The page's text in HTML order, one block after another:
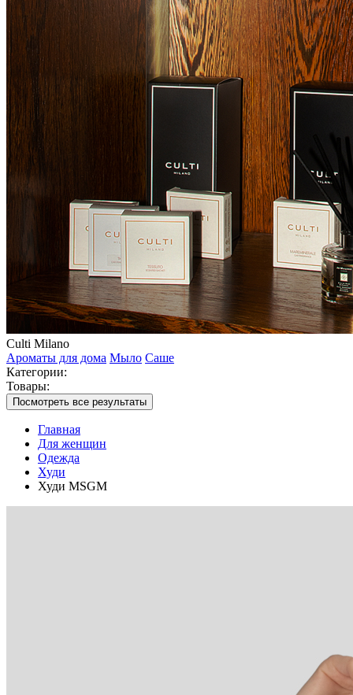
Culti Milano
Ароматы для дома Мыло Саше
Категории:
Товары:
Посмотреть все результаты
Главная
Для женщин
Одежда
Худи
Худи MSGM